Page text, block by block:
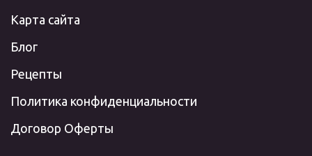
Карта сайта
Блог
Рецепты
Политика конфиденциальности
Договор Оферты